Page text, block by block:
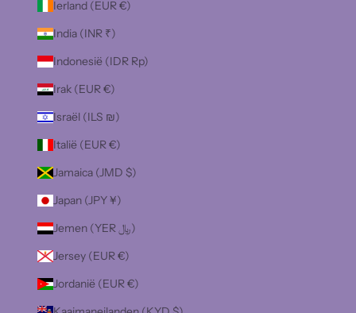
Ierland (EUR €)
India (INR ₹)
Indonesië (IDR Rp)
Irak (EUR €)
Israël (ILS ₪)
Italië (EUR €)
Jamaica (JMD $)
Japan (JPY ¥)
Jemen (YER ﷼)
Jersey (EUR €)
Jordanië (EUR €)